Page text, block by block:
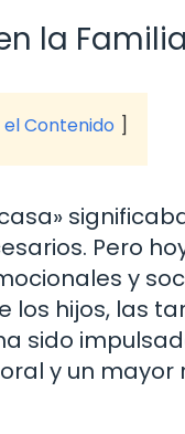
la Familia
Contenido
Pero
y
hijos, las
sido
y un